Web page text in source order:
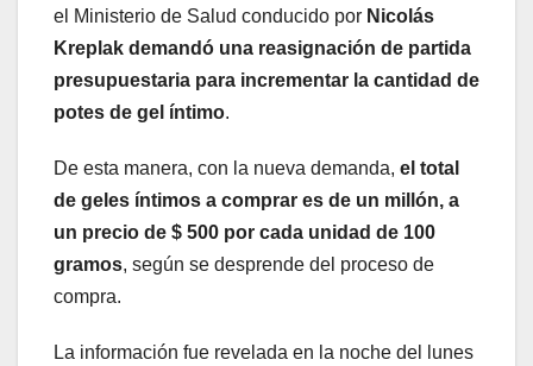
el Ministerio de Salud conducido por Nicolás
Kreplak demandó una reasignación de partida
presupuestaria para incrementar la cantidad de
potes de gel íntimo.
De esta manera, con la nueva demanda, el total
de geles íntimos a comprar es de un millón, a
un precio de $ 500 por cada unidad de 100
gramos, según se desprende del proceso de
compra.
La información fue revelada en la noche del lunes